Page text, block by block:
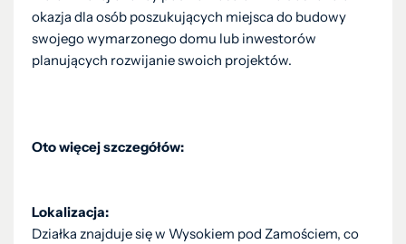
okazja dla osób poszukujących miejsca do budowy
swojego wymarzonego domu lub inwestorów
planujących rozwijanie swoich projektów.
Oto więcej szczegółów:
Lokalizacja:
Działka znajduje się w Wysokiem pod Zamościem, co